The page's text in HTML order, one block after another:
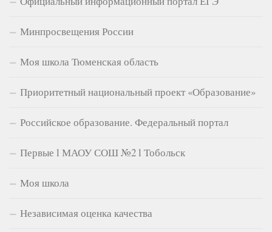
Минпросвещения России
Моя школа Тюменская область
Приоритетный национальный проект «Образование»
Российское образование. Федеральный портал
Первые l МАОУ СОШ №2 l Тобольск
Моя школа
Независимая оценка качества